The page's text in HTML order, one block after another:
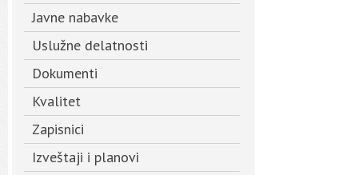
Javne nabavke
Uslužne delatnosti
Dokumenti
Kvalitet
Zapisnici
Izveštaji i planovi